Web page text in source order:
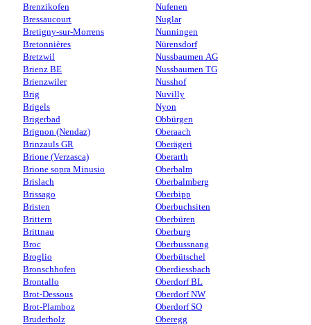
Brenzikofen
Bressaucourt
Bretigny-sur-Morrens
Bretonnières
Bretzwil
Brienz BE
Brienzwiler
Brig
Brigels
Brigerbad
Brignon (Nendaz)
Brinzauls GR
Brione (Verzasca)
Brione sopra Minusio
Brislach
Brissago
Bristen
Brittern
Brittnau
Broc
Broglio
Bronschhofen
Brontallo
Brot-Dessous
Brot-Plamboz
Bruderholz
Nufenen
Nuglar
Nunningen
Nürensdorf
Nussbaumen AG
Nussbaumen TG
Nusshof
Nuvilly
Nyon
Obbürgen
Oberaach
Oberägeri
Oberarth
Oberbalm
Oberbalmberg
Oberbipp
Oberbuchsiten
Oberbüren
Oberburg
Oberbussnang
Oberbütschel
Oberdiessbach
Oberdorf BL
Oberdorf NW
Oberdorf SO
Oberegg